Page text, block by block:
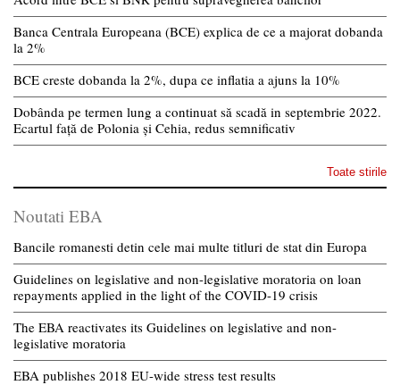
Banca Centrala Europeana (BCE) explica de ce a majorat dobanda
la 2%
BCE creste dobanda la 2%, dupa ce inflatia a ajuns la 10%
Dobânda pe termen lung a continuat să scadă in septembrie 2022.
Ecartul față de Polonia și Cehia, redus semnificativ
Toate stirile
Noutati EBA
Bancile romanesti detin cele mai multe titluri de stat din Europa
Guidelines on legislative and non-legislative moratoria on loan
repayments applied in the light of the COVID-19 crisis
The EBA reactivates its Guidelines on legislative and non-
legislative moratoria
EBA publishes 2018 EU-wide stress test results